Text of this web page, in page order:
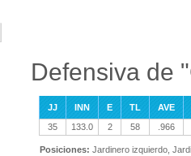
Defensiva de
JJ INN E TL
AVE
35
133.0 2 58 .966
Posiciones: Jardinero izquierdo,